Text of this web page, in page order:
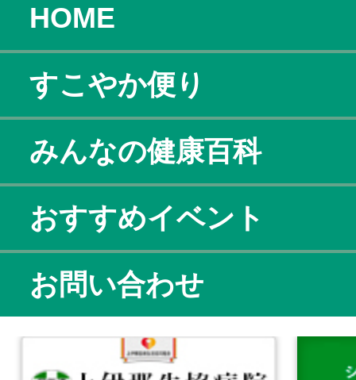
HOME
すこやか便り
みんなの健康百科
おすすめイベント
お問い合わせ